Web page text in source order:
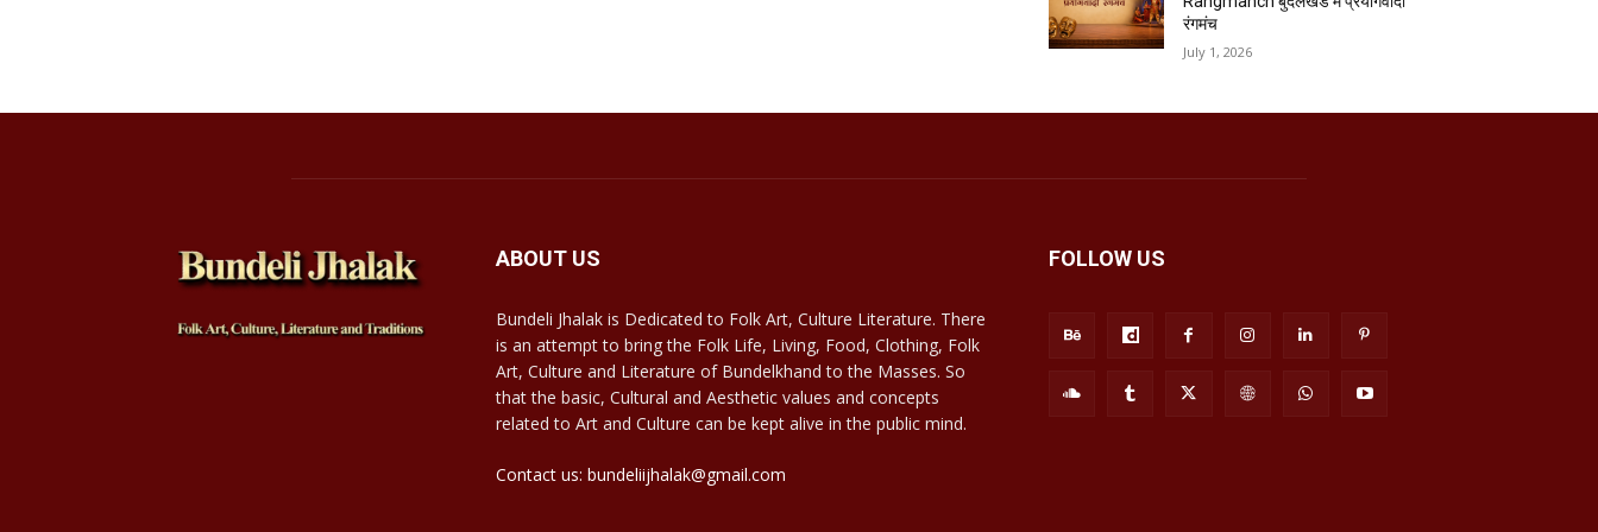
रंगमंच
July 1, 2026
ABOUT US
Bundeli Jhalak is Dedicated to Folk Art, Culture Literature. There
is an attempt to bring the Folk Life, Living, Food, Clothing, Folk
Art, Culture and Literature of Bundelkhand to the Masses. So
that the basic, Cultural and Aesthetic values and concepts
related to Art and Culture can be kept alive in the public mind.
Contact us: bundeliijhalak@gmail.com
FOLLOW US